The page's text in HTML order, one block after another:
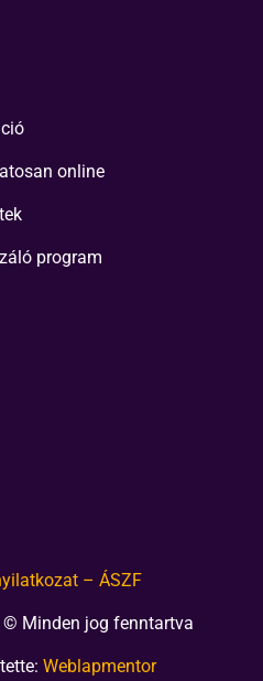
online
program
– ÁSZF
Minden jog fenntartva
Weblapmentor